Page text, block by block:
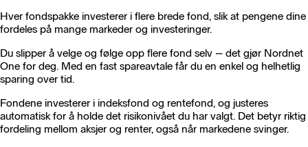
Hver fondspakke investerer i flere brede fond, slik at pengene dine
fordeles på mange markeder og investeringer.
Du slipper å velge og følge opp flere fond selv – det gjør Nordnet
One for deg. Med en fast spareavtale får du en enkel og helhetlig
sparing over tid.
Fondene investerer i indeksfond og rentefond, og justeres
automatisk for å holde det risikonivået du har valgt. Det betyr riktig
fordeling mellom aksjer og renter, også når markedene svinger.